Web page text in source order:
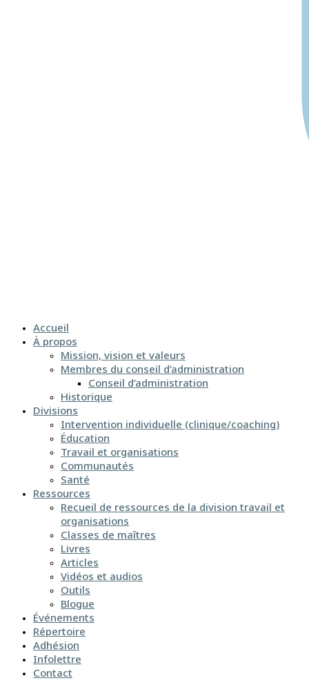
Accueil
À propos
Mission, vision et valeurs
Membres du conseil d’administration
Conseil d’administration
Historique
Divisions
Intervention individuelle (clinique/coaching)
Éducation
Travail et organisations
Communautés
Santé
Ressources
Recueil de ressources de la division travail et
organisations
Classes de maîtres
Livres
Articles
Vidéos et audios
Outils
Blogue
Événements
Répertoire
Adhésion
Infolettre
Contact